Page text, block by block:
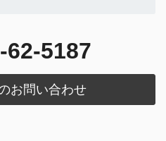
62-5187
お問い合わせ